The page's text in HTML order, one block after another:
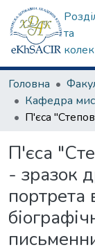
та
Головна
П'єса
- зразок
портрета